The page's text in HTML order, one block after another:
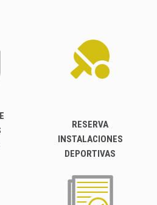
RESERVA
INSTALACIONES
DEPORTIVAS